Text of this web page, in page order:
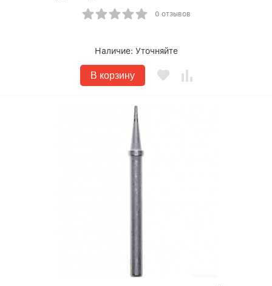
0 отзывов
Наличие: Уточняйте
В корзину